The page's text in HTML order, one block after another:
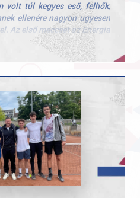
volt túl kegyes eső, felhők,
ellenére nagyon ügyesen
Az első meccset az Energia
másnap pedig a Liget TC-t
is akárhogyan!